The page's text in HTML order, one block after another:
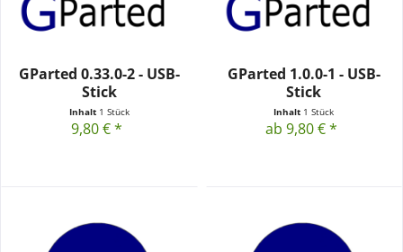
GParted 0.33.0-2 - USB-
Stick
Inhalt 1 Stück
9,80 € *
GParted 1.0.0-1 - USB-
Stick
Inhalt 1 Stück
ab 9,80 € *